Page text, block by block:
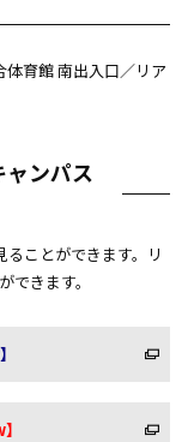
育館 南出入口／リア
ンパス
ることができます。リ
できます。